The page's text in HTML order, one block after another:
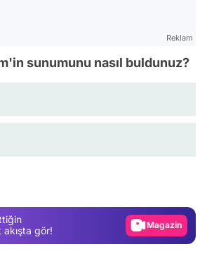
Reklam
sunumunu nasıl buldunuz?
gör!
Test
Video